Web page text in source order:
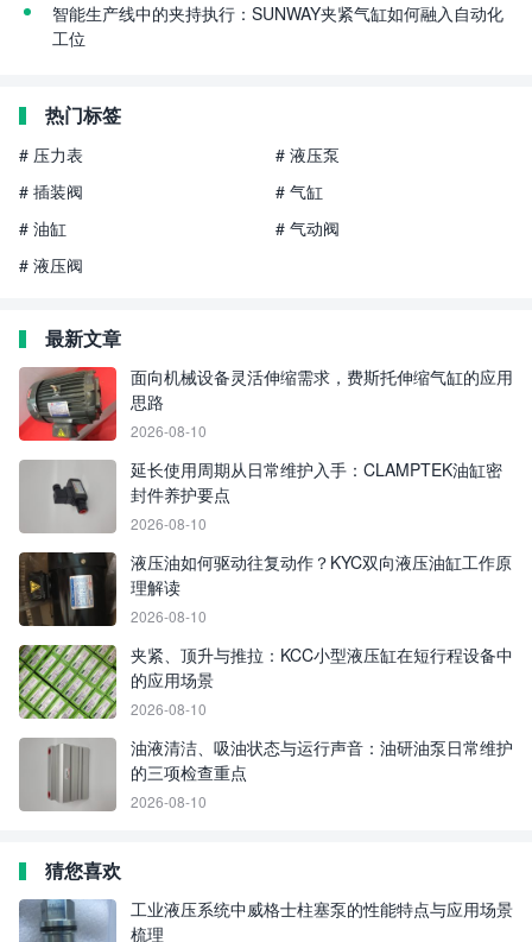
智能生产线中的夹持执行：SUNWAY夹紧气缸如何融入自动化
工位
热门标签
# 压力表
# 液压泵
# 插装阀
# 气缸
# 油缸
# 气动阀
# 液压阀
最新文章
面向机械设备灵活伸缩需求，费斯托伸缩气缸的应用
思路
2026-08-10
延长使用周期从日常维护入手：CLAMPTEK油缸密
封件养护要点
2026-08-10
液压油如何驱动往复动作？KYC双向液压油缸工作原
理解读
2026-08-10
夹紧、顶升与推拉：KCC小型液压缸在短行程设备中
的应用场景
2026-08-10
油液清洁、吸油状态与运行声音：油研油泵日常维护
的三项检查重点
2026-08-10
猜您喜欢
工业液压系统中威格士柱塞泵的性能特点与应用场景
梳理